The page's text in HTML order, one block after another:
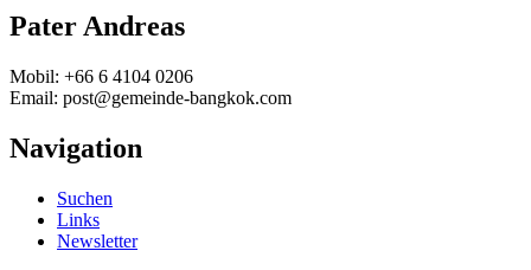
Pater Andreas
Mobil: +66 6 4104 0206
Email: post@gemeinde-bangkok.com
Navigation
Suchen
Links
Newsletter